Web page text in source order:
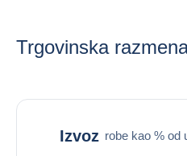
Trgovinska
Izvoz robe kao % od